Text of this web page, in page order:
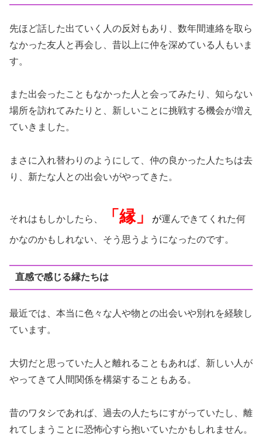
先ほど話した出ていく人の反対もあり、数年間連絡を取ら
なかった友人と再会し、昔以上に仲を深めている人もいま
す。
また出会ったこともなかった人と会ってみたり、知らない
場所を訪れてみたりと、新しいことに挑戦する機会が増え
ていきました。
まさに入れ替わりのようにして、仲の良かった人たちは去
り、新たな人との出会いがやってきた。
それはもしかしたら、 「縁」 が運んできてくれた何
かなのかもしれない、そう思うようになったのです。
直感で感じる縁たちは
最近では、本当に色々な人や物との出会いや別れを経験し
ています。
大切だと思っていた人と離れることもあれば、新しい人が
やってきて人間関係を構築することもある。
昔のワタシであれば、過去の人たちにすがっていたし、離
れてしまうことに恐怖心すら抱いていたかもしれません。